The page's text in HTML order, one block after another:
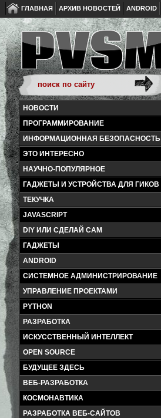
ГЛАВНАЯ АРХИВ НОВОСТЕЙ ANDROID
НОВОСТИ
ПРОГРАММИРОВАНИЕ
ИНФОРМАЦИОННАЯ БЕЗОПАСНОСТЬ
ЭТО ИНТЕРЕСНО
НАУЧНО-ПОПУЛЯРНОЕ
ГАДЖЕТЫ И УСТРОЙСТВА ДЛЯ ГИКОВ
ТЕКУЧКА
JAVASCRIPT
DIY ИЛИ СДЕЛАЙ САМ
ГАДЖЕТЫ
ANDROID
СИСТЕМНОЕ АДМИНИСТРИРОВАНИЕ
УПРАВЛЕНИЕ ПРОЕКТАМИ
PYTHON
РАЗРАБОТКА
ИСКУССТВЕННЫЙ ИНТЕЛЛЕКТ
OPEN SOURCE
БУДУЩЕЕ ЗДЕСЬ
ВЕБ-РАЗРАБОТКА
КОСМОНАВТИКА
РАЗРАБОТКА ВЕБ-САЙТОВ